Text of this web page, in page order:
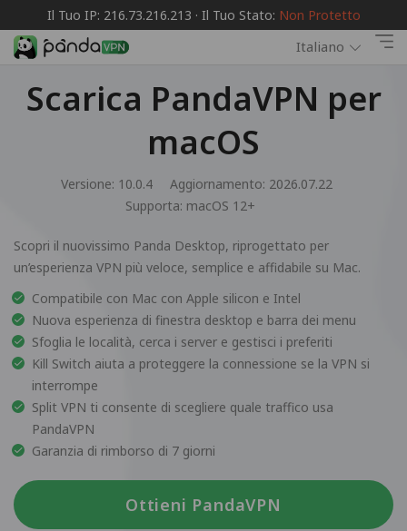
Il Tuo IP: 216.73.216.213 · Il Tuo Stato: Non Protetto
Italiano
Scarica PandaVPN per
macOS
Versione: 10.0.4
Aggiornamento: 2026.07.22
Supporta: macOS 12+
Scopri il nuovissimo Panda Desktop, riprogettato per
un’esperienza VPN più veloce, semplice e affidabile su Mac.
Compatibile con Mac con Apple silicon e Intel
Nuova esperienza di finestra desktop e barra dei menu
Sfoglia le località, cerca i server e gestisci i preferiti
Kill Switch aiuta a proteggere la connessione se la VPN si
interrompe
Split VPN ti consente di scegliere quale traffico usa
PandaVPN
Garanzia di rimborso di 7 giorni
Ottieni PandaVPN